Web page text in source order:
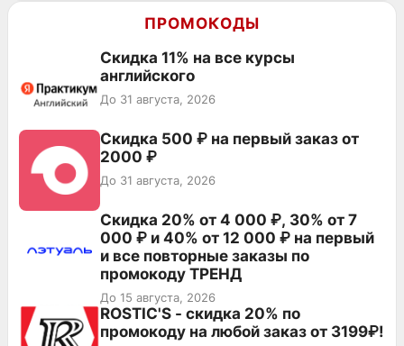
ПРОМОКОДЫ
Скидка 11% на все курсы
английского
До 31 августа, 2026
Скидка 500 ₽ на первый заказ от
2000 ₽
До 31 августа, 2026
Скидка 20% от 4 000 ₽, 30% от 7
000 ₽ и 40% от 12 000 ₽ на первый
и все повторные заказы по
промокоду ТРЕНД
До 15 августа, 2026
ROSTIC'S - скидка 20% по
промокоду на любой заказ от 3199₽!